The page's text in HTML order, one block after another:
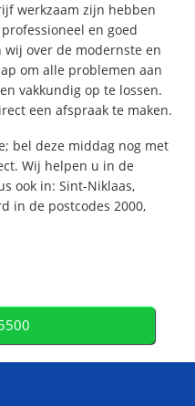
werkzaam zijn hebben
en goed
wij over de modernste en
om alle problemen aan
vakkundig op te lossen.
een afspraak te maken.
bel deze middag nog met
Wij helpen u in de
ook in: Sint-Niklaas,
in de postcodes 2000,